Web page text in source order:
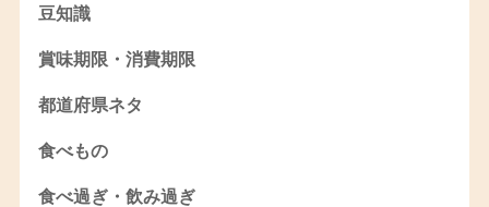
豆知識
賞味期限・消費期限
都道府県ネタ
食べもの
食べ過ぎ・飲み過ぎ